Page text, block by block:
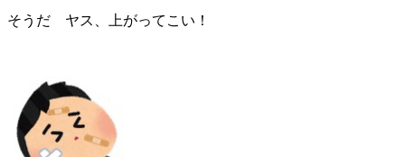
そうだ ヤス、上がってこい！